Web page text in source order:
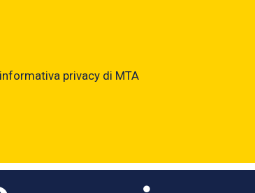
privacy di MTA